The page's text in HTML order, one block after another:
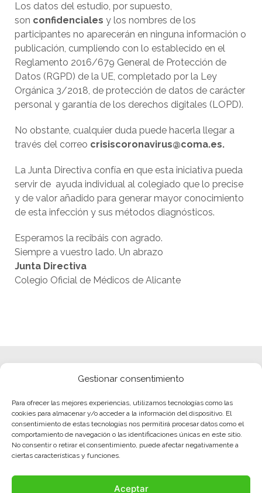
Gestionar consentimiento
Para ofrecer las mejores experiencias, utilizamos tecnologías como las
cookies para almacenar y/o acceder a la información del dispositivo. El
consentimiento de estas tecnologías nos permitirá procesar datos como el
comportamiento de navegación o las identificaciones únicas en este sitio.
No consentir o retirar el consentimiento, puede afectar negativamente a
ciertas características y funciones.
Aceptar
Los datos del estudio, por supuesto,
son confidenciales y los nombres de los
participantes no aparecerán en ninguna información o
publicación, cumpliendo con lo establecido en el
Reglamento 2016/679 General de Protección de
Datos (RGPD) de la UE, completado por la Ley
Orgánica 3/2018, de protección de datos de carácter
personal y garantía de los derechos digitales (LOPD).
No obstante, cualquier duda puede hacerla llegar a
través del correo crisiscoronavirus@coma.es.
La Junta Directiva confía en que esta iniciativa pueda
servir de ayuda individual al colegiado que lo precise
y de valor añadido para generar mayor conocimiento
de esta infección y sus métodos diagnósticos.
Esperamos la recibáis con agrado.
Siempre a vuestro lado. Un abrazo
Junta Directiva
Colegio Oficial de Médicos de Alicante